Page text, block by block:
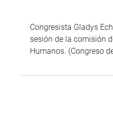
Congresista Gladys
sesión de la comisión
Humanos. (Congreso